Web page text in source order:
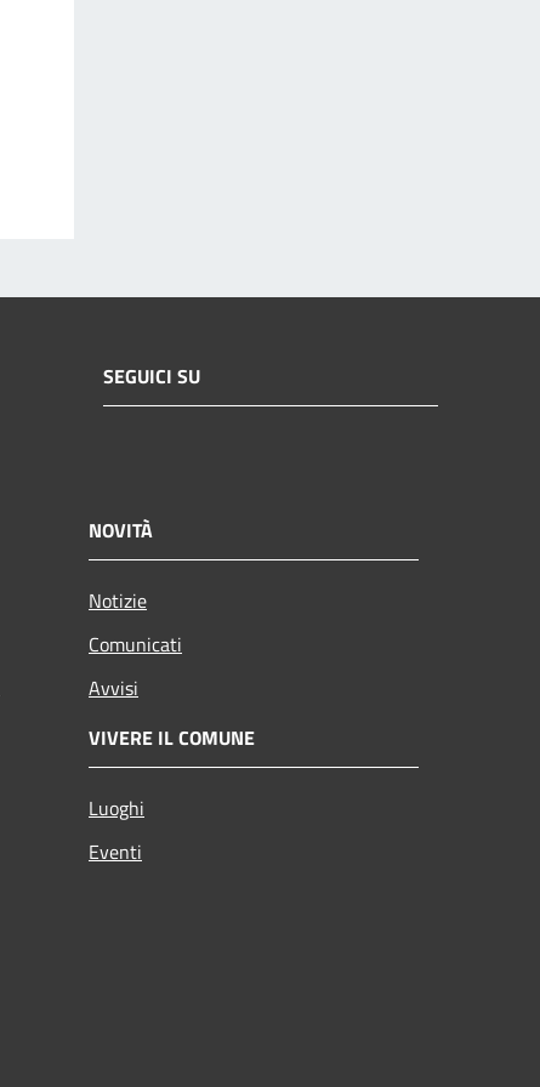
SEGUICI SU
NOVITÀ
Notizie
Comunicati
Avvisi
VIVERE IL COMUNE
Luoghi
Eventi